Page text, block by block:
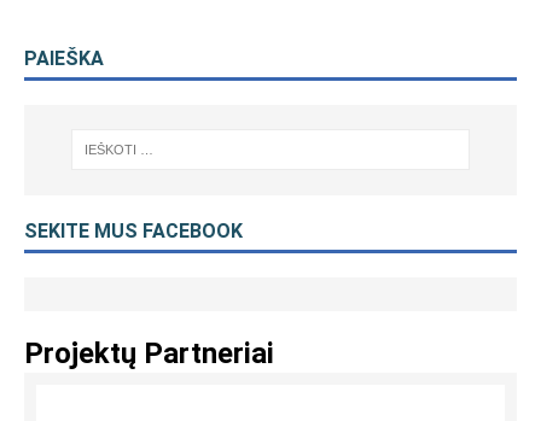
PAIEŠKA
SEKITE MUS FACEBOOK
Projektų Partneriai